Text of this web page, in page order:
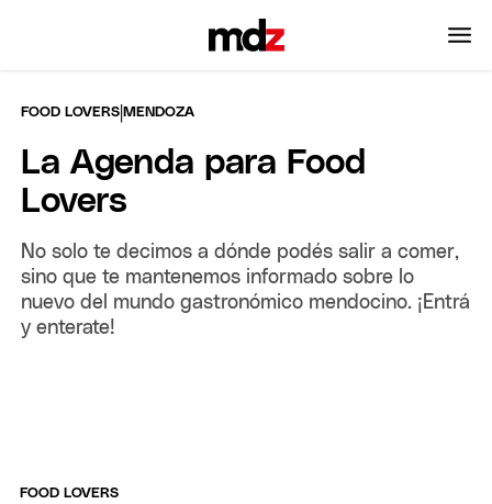
FOOD LOVERS |MENDOZA
La Agenda para Food
Lovers
No solo te decimos a dónde podés salir a comer,
sino que te mantenemos informado sobre lo
nuevo del mundo gastronómico mendocino. ¡Entrá
y enterate!
FOOD LOVERS